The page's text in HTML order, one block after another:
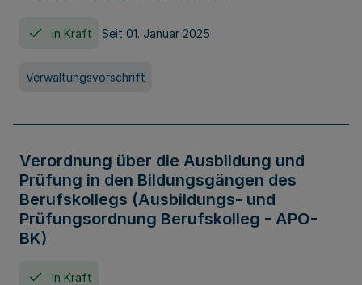
In Kraft Seit 01. Januar 2025
Verwaltungsvorschrift
Verordnung über die Ausbildung und
Prüfung in den Bildungsgängen des
Berufskollegs (Ausbildungs- und
Prüfungsordnung Berufskolleg - APO-
BK)
In Kraft